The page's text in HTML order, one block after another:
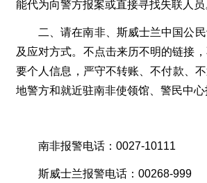
能代为向警方报案或直接寻找失联人员
二、请在南非、斯威士兰中国公
及应对方式。不点击来历不明的链接
要个人信息，严守不转账、不付款、
地警方和就近驻南非使领馆、警民中心
南非报警电话：0027-10111
斯威士兰报警电话：00268-999